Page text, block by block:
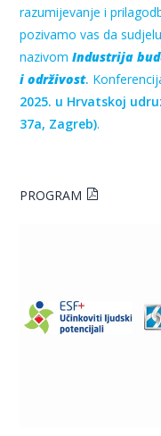
razumijevanje i
pozivamo vas da
nazivom Industrija
i održivost.
2025. u Hrvatskoj
37a, Zagreb).
PROGRAM